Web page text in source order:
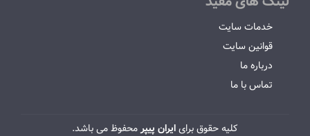
خدمات سایت
قوانین سایت
درباره ما
تماس با ما
کلیه حقوق برایایران پیپرمحفوظ می باشد.